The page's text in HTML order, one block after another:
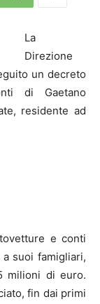
La
Direzione
un decreto
di Gaetano
residente ad
e conti
suoi famigliari,
milioni di euro.
fin dai primi